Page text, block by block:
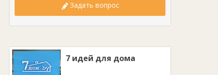
Задать вопрос
7 идей для дома